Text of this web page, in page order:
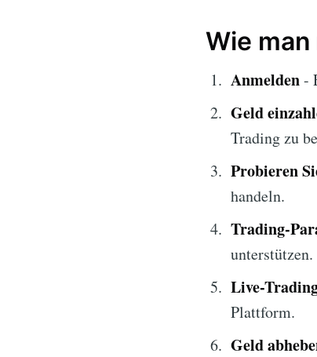
Wie
Anmelden-
Geld
Trading zu
Probieren
handeln.
Trading-
unterstützen.
Live-
Plattform.
Geld